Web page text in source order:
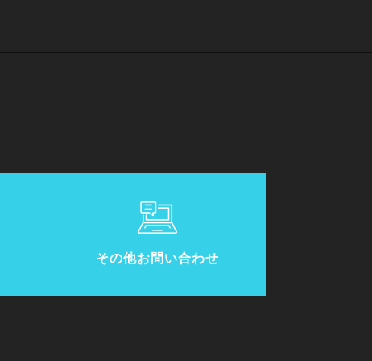
その他お問い合わせ